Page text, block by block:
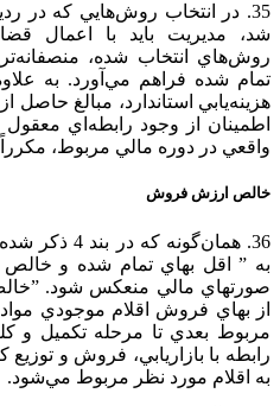
شد، مديريت‌ بايد با اعمال‌
روش‌هاي‌ انتخاب‌ شده‌،
تمام‌ شده‌ فراهم‌ مي‌آورد. به‌
هزينه‌يابي‌ استاندارد، مبالغ‌
اطمينان‌ از وجود رابطه‌اي‌ معقول‌
واقعي‌ در دوره‌ مالي‌ مربوط‌،
خالص‌ ارزش‌ فروش‌
36. همان‌گونه‌
به‌ ” اقل‌ بهاي‌ تمام‌ شده‌ و
صورتهاي‌ مالي‌ منعكس‌ شود.
از بهاي‌ فروش‌ اقلام‌ موجودي‌
مربوط‌ بعدي‌ تا مرحله‌ تكميل‌ و
رابطه‌ با بازاريابي‌، فروش‌ و
به‌ اقلام‌ مورد نظر مربوط‌ مي‌شود.